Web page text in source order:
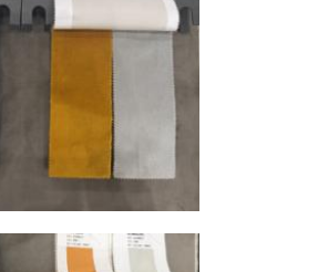
региона
хаб для европейского рынка
доставки для
сегмента
Европы
складов